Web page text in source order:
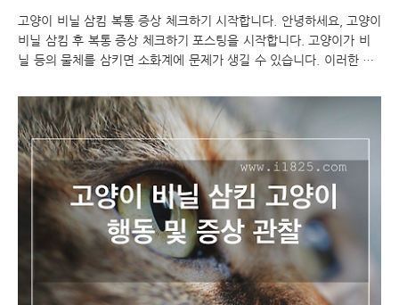
고양이 비닐 삼킴 복통 증상 체크하기 시작합니다. 안녕하세요, 고양이
비닐 삼킴 후 복통 증상 체크하기 포스팅을 시작합니다. 고양이가 비
닐 등의 물체를 삼키면 소화계에 문제가 생길 수 있습니다. 이러한 경
이가 복통을 느낄 때 어떤 증상이 나타나는지, 그리고 이를 어떻게 체
크하고 대처할 수 있는지 알아보겠습니다. 고양이 비닐 삼킴 복통 증
상 체크하기 고양이 비닐 삼킴 고양이 비닐 삼킴 복통 증상 고양이 비
닐 삼킴 후 복통 증상 체크에 대해 알아보려고 해요. 고양이 비닐 삼킴
등의 물체를 삼켰을 경우, 복통 증상이 나타날 수 있습니다. 이러한 증
상을 체크하고 대처하는 방법에 대해 알아보겠습니다. 복통 증상 체크
하기 고양이가 복통을 느낀다면, ..